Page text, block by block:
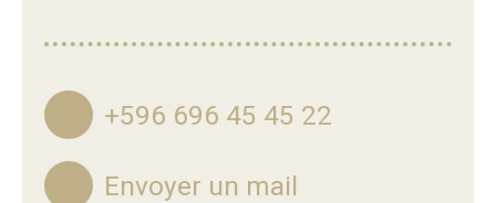
+596 696 45 45 22
Envoyer un mail